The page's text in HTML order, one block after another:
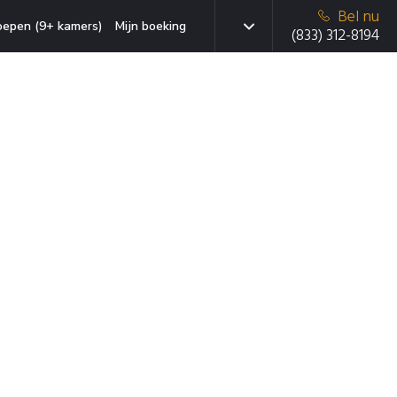
(9+ kamers) Mijn boeking
Bel nu
(833) 312-8194